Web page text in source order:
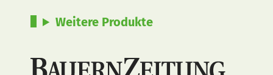
Weitere Produkte